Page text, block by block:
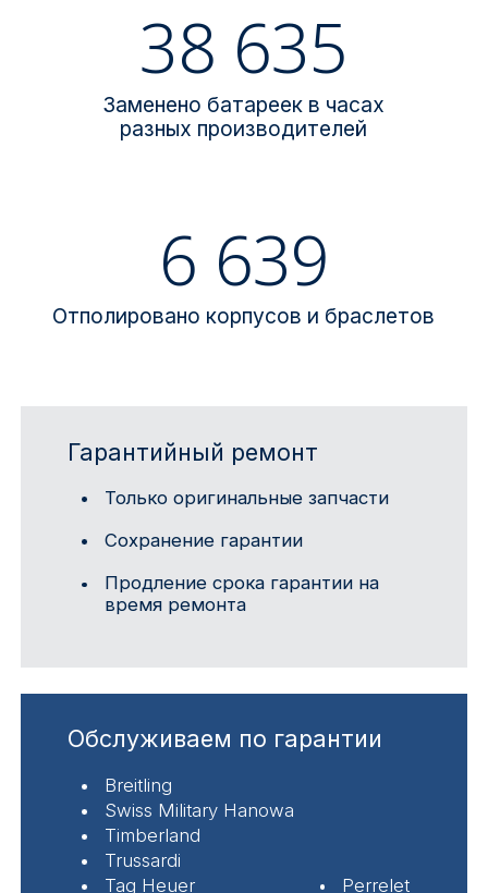
38 635
Заменено батареек в часах
разных производителей
6 639
Отполировано корпусов и браслетов
Гарантийный ремонт
Только оригинальные запчасти
Сохранение гарантии
Продление срока гарантии на
время ремонта
Обслуживаем по гарантии
Breitling
Swiss Military Hanowa
Timberland
Trussardi
Tag Heuer
Perrelet